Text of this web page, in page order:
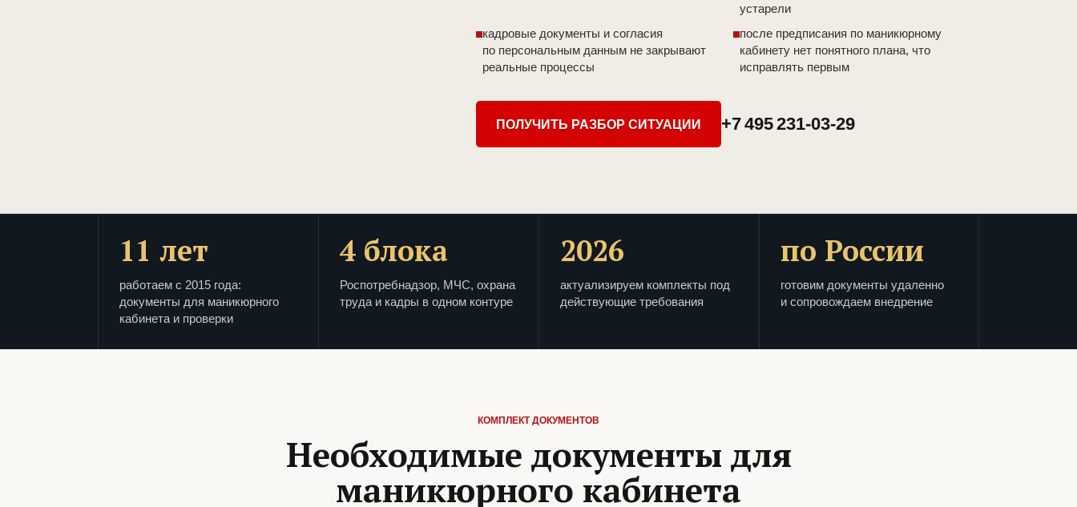
устарели
кадровые документы и согласия
по персональным данным не закрывают
реальные процессы
после предписания по маникюрному
кабинету нет понятного плана, что
исправлять первым
ПОЛУЧИТЬ РАЗБОР СИТУАЦИИ +7 495 231-03-29
11 лет
работаем с 2015 года:
документы для маникюрного
кабинета и проверки
4 блока
Роспотребнадзор, МЧС, охрана
труда и кадры в одном контуре
2026
актуализируем комплекты под
действующие требования
по России
готовим документы удаленно
и сопровождаем внедрение
КОМПЛЕКТ ДОКУМЕНТОВ
Необходимые документы для
маникюрного кабинета